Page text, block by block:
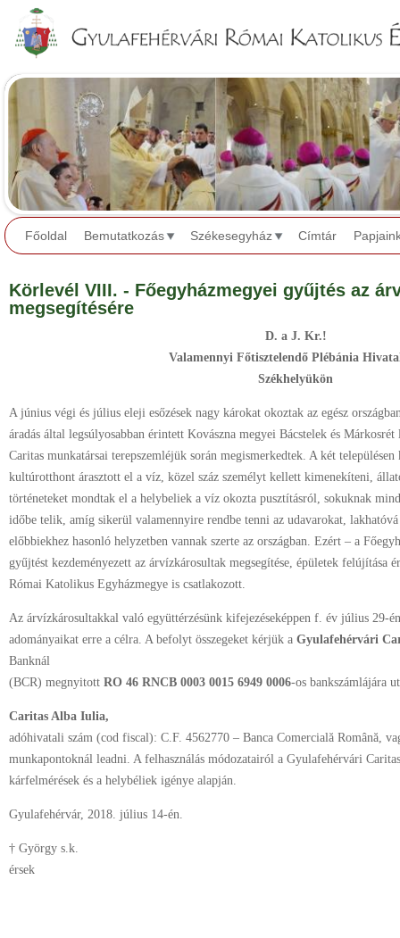
Főoldal Bemutatkozás Székesegyház Címtár
Körlevél VIII. - Főegyházmegyei gyűjtés az
megsegítésére
D. a J. Kr.!
Valamennyi Főtisztelendő Plébánia
Székhelyükön
A június végi és július eleji esőzések nagy károkat okoztak az egész
áradás által legsúlyosabban érintett Kovászna megyei Bácstelek és
Caritas munkatársai terepszemléjük során megismerkedtek. A két
kultúrotthont árasztott el a víz, közel száz személyt kellett kimenekíteni,
történeteket mondtak el a helybeliek a víz okozta pusztításról, sokuknak
időbe telik, amíg sikerül valamennyire rendbe tenni az udavarokat,
előbbiekhez hasonló helyzetben vannak szerte az országban. Ezért – a
gyűjtést kezdeményezett az árvízkárosultak megsegítése, épületek felújítása
Római Katolikus Egyházmegye is csatlakozott.
Az árvízkárosultakkal való együttérzésünk kifejezéseképpen f. év július 29-
adományaikat erre a célra. A befolyt összegeket kérjük a Gyulafehérvári
Banknál
(BCR) megnyitott RO 46 RNCB 0003 0015 6949 0006-os bankszámlájára
Caritas Alba Iulia,
adóhivatali szám (cod fiscal): C.F. 4562770 – Banca Comercială Română,
munkapontoknál leadni. A felhasználás módozatairól a Gyulafehérvári
kárfelmérések és a helybéliek igénye alapján.
Gyulafehérvár, 2018. július 14-én.
† György s.k.
érsek